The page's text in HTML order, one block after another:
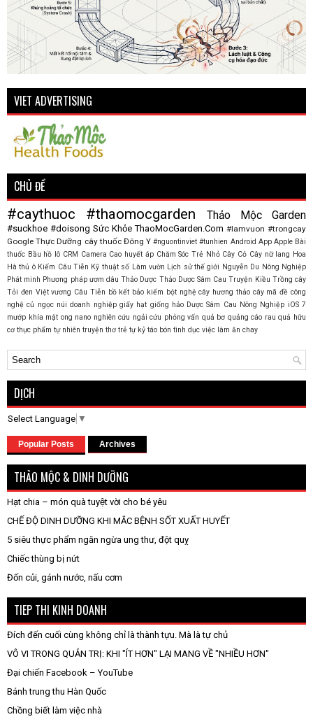
VIET ADVERTISING
CHỦ ĐỀ
#caythuoc
#thaomocgarden Thảo Mộc Garden
#suckhoe #doisong Sức Khỏe ThaoMocGarden.Com #lamvuon #trongcay
Google Thực Dưỡng cây thuốc Đông Y #nguontinviet #tunhien Android App Apple Bài
thuốc Bầu hồ lô CRM Camera Cao huyết áp Chăm Sóc Trẻ Nhỏ Cây Cỏ Cây nữ lang Hoa
Hà thủ ô Kiếm Câu Tiễn Kỹ thuật số Làm vườn Lịch sử thế giới Nguyễn Du Nông Nghiệp
Phát minh Phương pháp ươm dâu Thảo Dược Thảo Dược Sâm Cau Truyện Kiều Trồng cây
Tỏi đen Việt vương Câu Tiễn bồ kết bảo kiếm bột nghệ cây hương thảo cây mã đề công
nghệ củ ngọc núi doanh nghiệp giấy hạt giống hảo Dược Sâm Cau Nông Nghiệp iOS 7
mướp khía mật ong nano nghiên cứu ngải cứu phỏng vấn quả bơ quảng cáo rau quả hữu
cơ thực phẩm tự nhiên truyện thơ trẻ tự kỷ táo bón tình dục việc làm ăn chay
DỊCH
Select Language ▼
Popular Posts Archives
THẢO MỘC & DINH DƯỠNG
Hạt chia – món quà tuyệt vời cho bé yêu
CHẾ ĐỘ DINH DƯỠNG KHI MẮC BỆNH SỐT XUẤT HUYẾT
5 siêu thực phẩm ngăn ngừa ung thư, đột quỵ
Chiếc thùng bị nứt
Đốn củi, gánh nước, nấu cơm
TIEP THI KINH DOANH
Đích đến cuối cùng không chỉ là thành tựu. Mà là tự chủ
VÔ VI TRONG QUẢN TRỊ: KHI "ÍT HƠN" LẠI MANG VỀ "NHIỀU HƠN"
Đại chiến Facebook – YouTube
Bánh trung thu Hàn Quốc
Chồng biết làm việc nhà